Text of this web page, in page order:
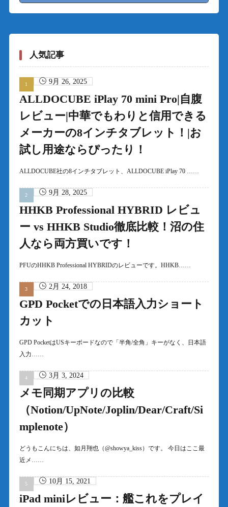
人気記事
9月 26, 2025
ALLDOCUBE iPlay 70 mini Pro|自腹
レビュー|中華でもわりと信用できる
メーカーの8インチタブレット！|お
試し用途ならぴったり！
ALLDOCUBE社の8インチタブレット、ALLDOCUBE iPlay 70 ……
9月 28, 2025
HHKB Professional HYBRID レビュ
ー vs HHKB Studio徹底比較！沼の住
人なら両方買いです！
PFUのHHKB Professional HYBRIDのレビューです。HHKB……
2月 24, 2018
GPD Pocketでの日本語入力ショート
カット
GPD PocketはUSキーボードなので「半角/全角」キーがなく、日本語
入力……
3月 3, 2024
メモ同期アプリの比較
（Notion/UpNote/Joplin/Dear/Craft/Si
mplenote）
どうもこんにちは、如月翔也（@showya_kiss）です。 今日はここ最
近メ……
10月 15, 2021
iPad miniレビュー：艦これをプレイ